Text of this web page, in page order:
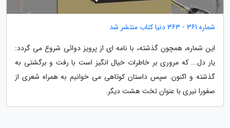
شماره 361 - 363 دنیا کتاب منتشر شد
این شماره، همچون گذشته، با نامه ای از پرویز دوائی شروع می گردد:
یار دل... که مروری بر خاطرات خیال انگیز است با رفت و برگشتی به
گذشته و اکنون. سپس داستان کوتاهی می خوانیم به همراه شعری از
صفورا نیری با عنوان تخت هشت دیگر.